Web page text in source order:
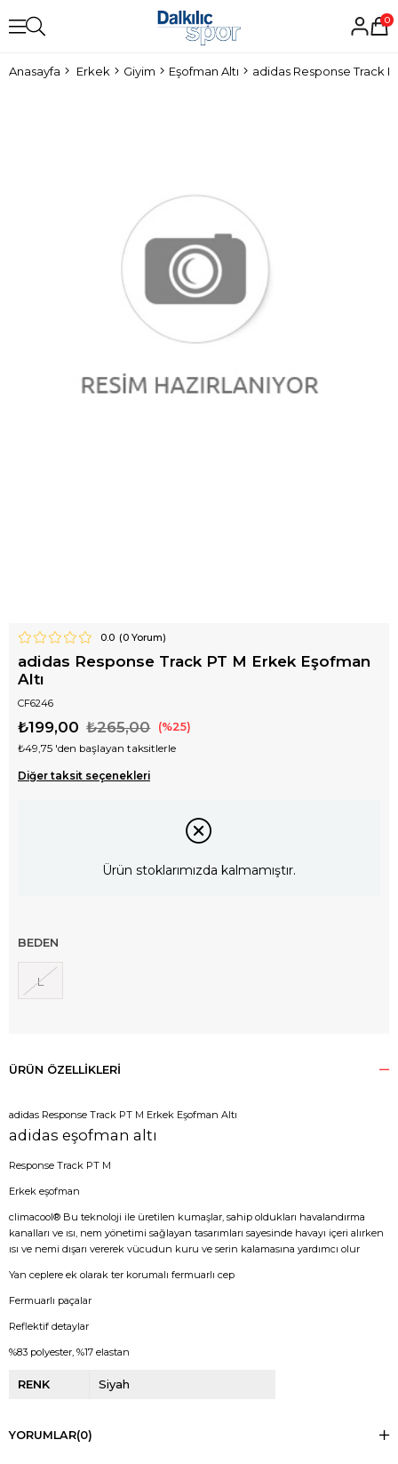
0
Anasayfa Erkek Giyim Eşofman Altı adidas Response Track
0.0 (0Yorum)
adidas Response Track PT M Erkek Eşofman
Altı
CF6246
₺265,00
₺199,00 25
₺49,75 'den başlayan taksitlerle
Diğer taksit seçenekleri
Ürün stoklarımızda kalmamıştır.
BEDEN
L
ÜRÜN ÖZELLIKLERI
adidas Response Track PT M Erkek Eşofman Altı
adidas eşofman altı
Response Track PT M
Erkek eşofman
climacool® Bu teknoloji ile üretilen kumaşlar, sahip oldukları havalandırma
kanalları ve ısı, nem yönetimi sağlayan tasarımları sayesinde havayı içeri alırken
ısı ve nemi dışarı vererek vücudun kuru ve serin kalamasına yardımcı olur
Yan ceplere ek olarak ter korumalı fermuarlı cep
Fermuarlı paçalar
Reflektif detaylar
%83 polyester, %17 elastan
RENK Siyah
YORUMLAR(0)